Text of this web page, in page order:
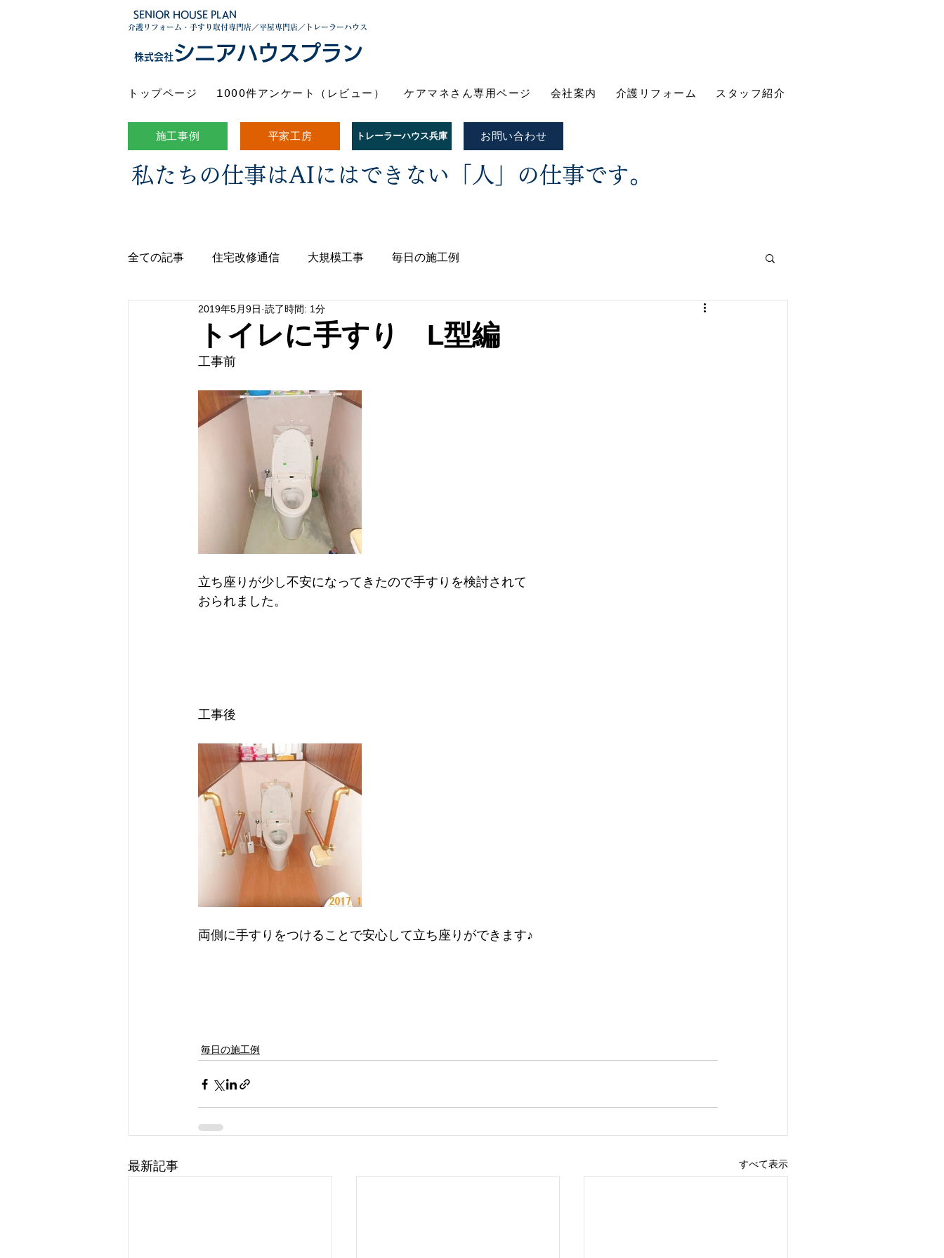
SENIOR HOUSE PLAN
介護リフォーム・手すり取付専門店／平屋専門店／トレーラーハウス
株式会社シニアハウスプラン
トップページ 1000件アンケート（レビュー） ケアマネさん専用ページ 会社案内 介護リフォーム スタッフ紹介
施工事例 平家工房 トレーラーハウス兵庫 お問い合わせ
私たちの仕事はAIにはできない「人」の仕事です。
全ての記事 住宅改修通信 大規模工事 毎日の施工例
トイレに手すり L型編
2019年5月9日 読了時間: 1分
工事前
立ち座りが少し不安になってきたので手すりを検討されて
おられました。
工事後
両側に手すりをつけることで安心して立ち座りができます♪
毎日の施工例
最新記事 すべて表示